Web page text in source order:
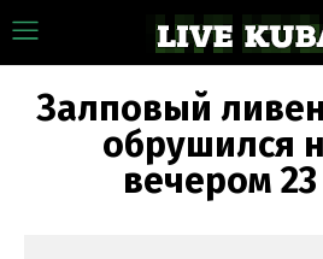
Залповый
обрушился
вечером